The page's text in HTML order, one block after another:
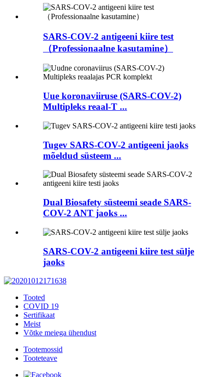
SARS-COV-2 antigeeni kiire test
（Professionaalne kasutamine）
Uue koronaviiruse (SARS-COV-2)
Multipleks reaal-T ...
Tugev SARS-COV-2 antigeeni jaoks
mõeldud süsteem ...
Dual Biosafety süsteemi seade SARS-
COV-2 ANT jaoks ...
SARS-COV-2 antigeeni kiire test sülje
jaoks
Tooted
COVID 19
Sertifikaat
Meist
Võtke meiega ühendust
Tootemossid
Tooteteave